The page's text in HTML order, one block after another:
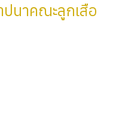
นาคณะลูกเสือ